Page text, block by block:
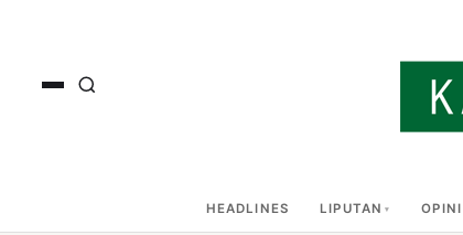
HEADLINES LIPUTAN OPINI